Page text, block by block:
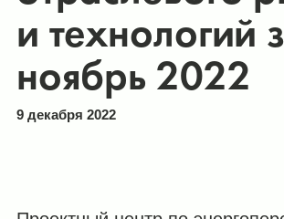
и технологий
ноябрь 2022
9 декабря 2022